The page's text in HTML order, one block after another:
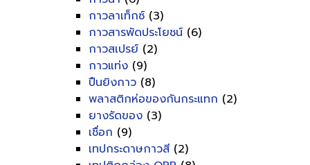
กาวลาเท็กซ์ (3)
กาวสารพัดประโยชน์ (6)
กาวสเปรย์ (2)
กาวแท่ง (9)
ปืนยิงกาว (8)
พลาสติกห่อของกันกระแทก (2)
ยางรัดของ (3)
เชื่อก (9)
เทปกระดาษกาวสี (2)